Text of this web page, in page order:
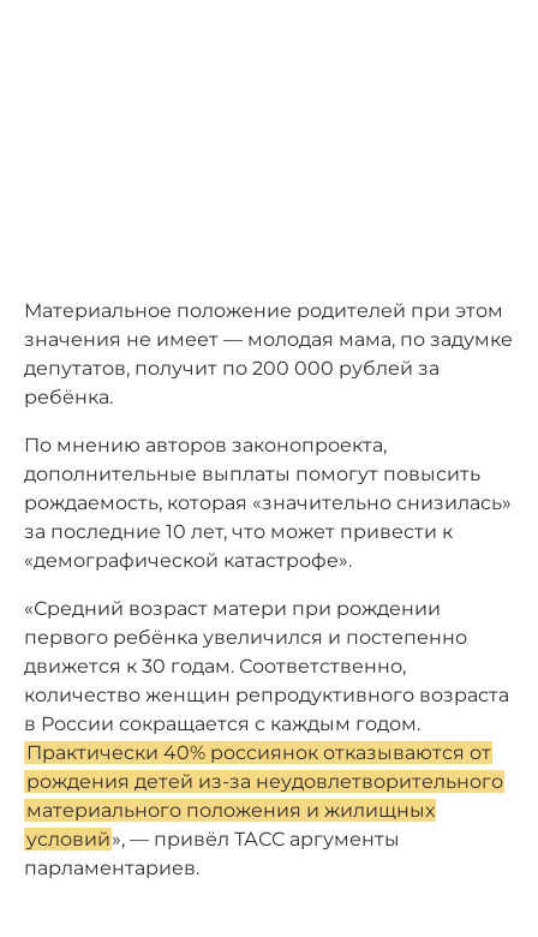
Материальное положение родителей при этом
значения не имеет — молодая мама, по задумке
депутатов, получит по 200 000 рублей за
ребёнка.
По мнению авторов законопроекта,
дополнительные выплаты помогут повысить
рождаемость, которая «значительно снизилась»
за последние 10 лет, что может привести к
«демографической катастрофе».
«Средний возраст матери при рождении
первого ребёнка увеличился и постепенно
движется к 30 годам. Соответственно,
количество женщин репродуктивного возраста
в России сокращается с каждым годом.
Практически 40% россиянок отказываются от
рождения детей из-за неудовлетворительного
материального положения и жилищных
условий», — привёл ТАСС аргументы
парламентариев.